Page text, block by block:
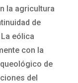
la agricultura
de
eólica
con la
de
del